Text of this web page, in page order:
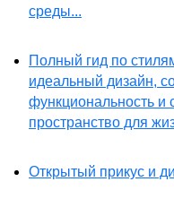
среды...
Полный гид по
идеальный дизайн,
функциональность и
пространство для
Открытый прикус и